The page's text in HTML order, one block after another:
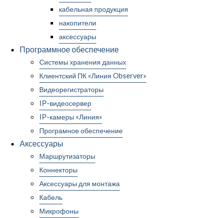
кабельная продукция
накопители
аксессуары
Программное обеспечение
Системы хранения данных
Клиентский ПК «Линия Observer»
Видеорегистраторы
IP-видеосервер
IP-камеры «Линия»
Програмное обеспечение
Аксессуары
Маршрутизаторы
Коннекторы
Аксессуары для монтажа
Кабель
Микрофоны